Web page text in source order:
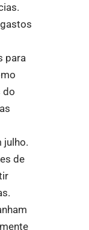
para
do
julho.
de